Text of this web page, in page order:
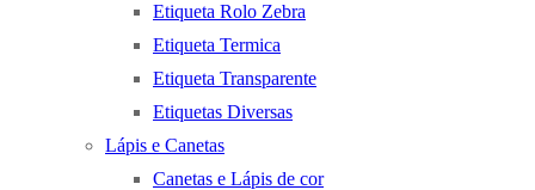
Etiqueta Rolo Zebra
Etiqueta Termica
Etiqueta Transparente
Etiquetas Diversas
Lápis e Canetas
Canetas e Lápis de cor